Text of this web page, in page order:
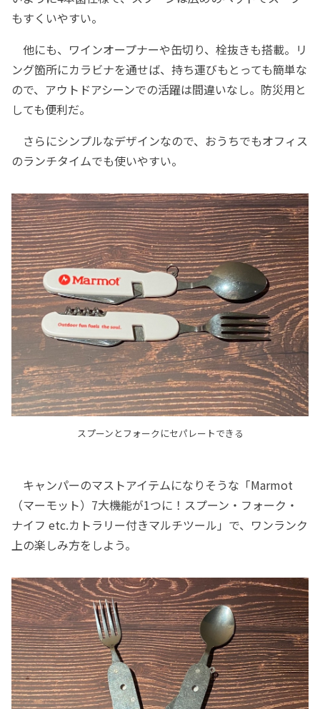
もすくいやすい。
他にも、ワインオープナーや缶切り、栓抜きも搭載。リ
ング箇所にカラビナを通せば、持ち運びもとっても簡単な
ので、アウトドアシーンでの活躍は間違いなし。防災用と
しても便利だ。
さらにシンプルなデザインなので、おうちでもオフィス
のランチタイムでも使いやすい。
スプーンとフォークにセパレートできる
キャンパーのマストアイテムになりそうな「Marmot
（マーモット）7大機能が1つに！スプーン・フォーク・
ナイフ etc.カトラリー付きマルチツール」で、ワンランク
上の楽しみ方をしよう。